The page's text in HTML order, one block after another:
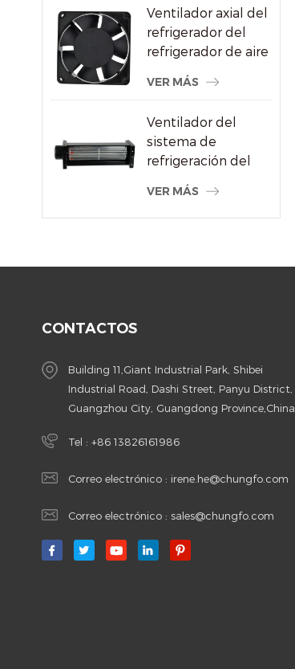
Ventilador axial del
refrigerador del
refrigerador de aire
rendimiento
VER MÁS
Ventilador del
sistema de
refrigeración del
cruzado del motor
eléctrico
VER MÁS
CONTACTOS
Building 11,Giant Industrial Park, Shibei
Industrial Road, Dashi Street, Panyu District,
Guangzhou City, Guangdong Province,China
Tel : +86 13826161986
Correo electrónico : irene.he@chungfo.com
Correo electrónico : sales@chungfo.com